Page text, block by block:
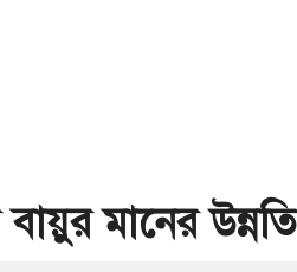
বায়ুর মানের উন্নতি